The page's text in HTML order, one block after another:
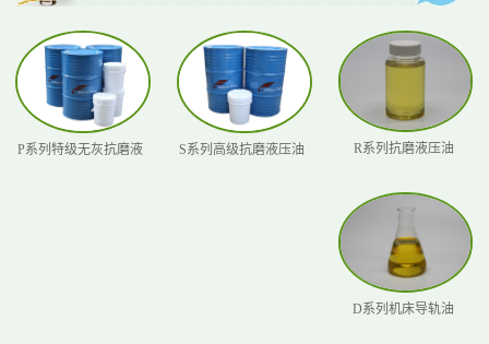
P系列特级无灰抗磨液... S系列高级抗磨液压油 R系列抗磨液压油
D系列机床导轨油